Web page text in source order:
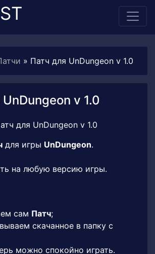
» Патч для UnDungeon v 1.0
v 1.0
для игры UnDungeon.
на любую версию игры.
сам Патч;
скачанное в папку с
можно спокойно играть.